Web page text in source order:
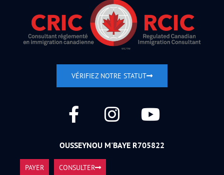
VÉRIFIEZ NOTRE STATUT
OUSSEYNOU M'BAYE R705822
PAYER CONSULTER